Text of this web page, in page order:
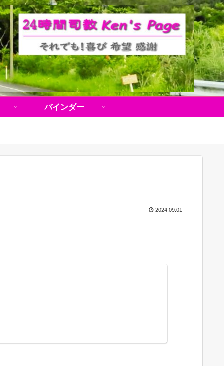
バインダー
2024.09.01